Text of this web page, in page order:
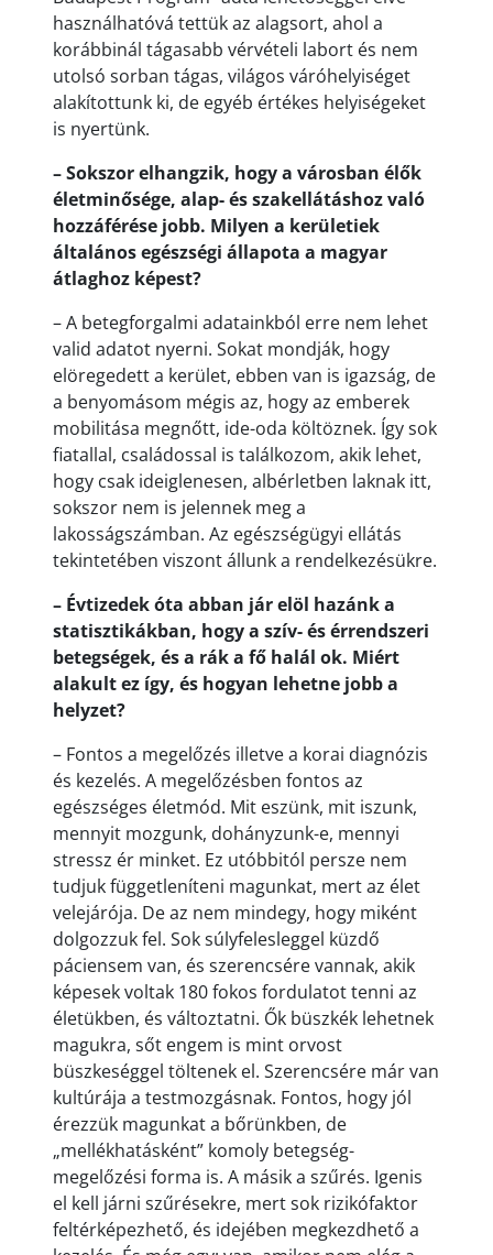
használhatóvá tettük az alagsort, ahol a
korábbinál tágasabb vérvételi labort és nem
utolsó sorban tágas, világos váróhelyiséget
alakítottunk ki, de egyéb értékes helyiségeket
is nyertünk.
– Sokszor elhangzik, hogy a városban élők
életminősége, alap- és szakellátáshoz való
hozzáférése jobb. Milyen a kerületiek
általános egészségi állapota a magyar
átlaghoz képest?
– A betegforgalmi adatainkból erre nem lehet
valid adatot nyerni. Sokat mondják, hogy
elöregedett a kerület, ebben van is igazság, de
a benyomásom mégis az, hogy az emberek
mobilitása megnőtt, ide-oda költöznek. Így sok
fiatallal, családossal is találkozom, akik lehet,
hogy csak ideiglenesen, albérletben laknak itt,
sokszor nem is jelennek meg a
lakosságszámban. Az egészségügyi ellátás
tekintetében viszont állunk a rendelkezésükre.
– Évtizedek óta abban jár elöl hazánk a
statisztikákban, hogy a szív- és érrendszeri
betegségek, és a rák a fő halál ok. Miért
alakult ez így, és hogyan lehetne jobb a
helyzet?
– Fontos a megelőzés illetve a korai diagnózis
és kezelés. A megelőzésben fontos az
egészséges életmód. Mit eszünk, mit iszunk,
mennyit mozgunk, dohányzunk-e, mennyi
stressz ér minket. Ez utóbbitól persze nem
tudjuk függetleníteni magunkat, mert az élet
velejárója. De az nem mindegy, hogy miként
dolgozzuk fel. Sok súlyfelesleggel küzdő
páciensem van, és szerencsére vannak, akik
képesek voltak 180 fokos fordulatot tenni az
életükben, és változtatni. Ők büszkék lehetnek
magukra, sőt engem is mint orvost
büszkeséggel töltenek el. Szerencsére már van
kultúrája a testmozgásnak. Fontos, hogy jól
érezzük magunkat a bőrünkben, de
„mellékhatásként” komoly betegség-
megelőzési forma is. A másik a szűrés. Igenis
el kell járni szűrésekre, mert sok rizikófaktor
feltérképezhető, és idejében megkezdhető a